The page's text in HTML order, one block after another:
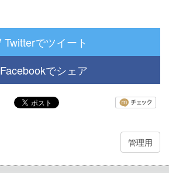
Twitterでツイート
Facebookでシェア
管理用